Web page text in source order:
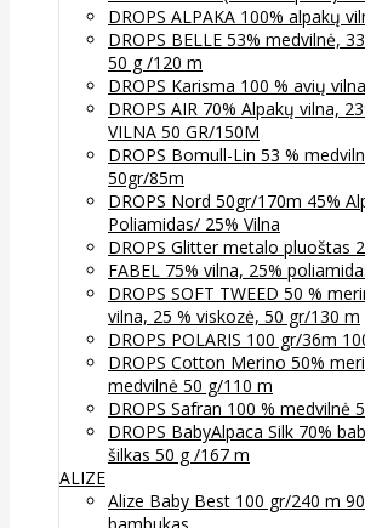
DROPS ALPAKA 100% alpakų
DROPS BELLE 53% medvilnė,
50 g /120 m
DROPS Karisma 100 % avių
DROPS AIR 70% Alpakų vilna,
VILNA 50 GR/150M
DROPS Bomull-Lin 53 %
50gr/85m
DROPS Nord 50gr/170m 45%
Poliamidas/ 25% Vilna
DROPS Glitter metalo pluoštas
FABEL 75% vilna, 25%
DROPS SOFT TWEED 50 %
vilna, 25 % viskozė, 50 gr/130 m
DROPS POLARIS 100 gr/36m
DROPS Cotton Merino 50%
medvilnė 50 g/110 m
DROPS Safran 100 % medvilnė
DROPS BabyAlpaca Silk 70%
šilkas 50 g /167 m
ALIZE
Alize Baby Best 100 gr/240 m
bambukas